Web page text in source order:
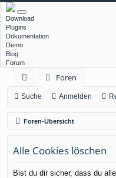
Download
Plugins
Dokumentation
Demo
Blog
Forum
ch
ne
llz
ug
rif
Foren
Suche Anmelden
Foren-Übersicht
Alle Cookies löschen
Bist du dir sicher, dass du